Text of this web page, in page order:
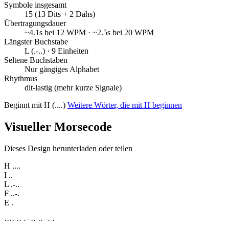
Symbole insgesamt
15 (13 Dits + 2 Dahs)
Übertragungsdauer
~4.1s bei 12 WPM · ~2.5s bei 20 WPM
Längster Buchstabe
L (.-..) · 9 Einheiten
Seltene Buchstaben
Nur gängiges Alphabet
Rhythmus
dit-lastig (mehr kurze Signale)
Beginnt mit H (....) Weitere Wörter, die mit H beginnen
Visueller Morsecode
Dieses Design herunterladen oder teilen
H ....
I ..
L .-..
F ..-.
E .
···· ·· ·−·· ··−· ·